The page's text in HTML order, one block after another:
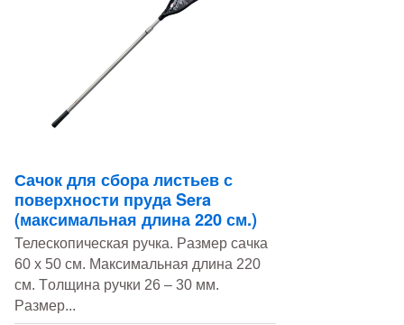
Сачок для сбора листьев с
поверхности пруда Sera
(максимальная длина 220 см.)
Телескопическая ручка. Pазмер сачка
60 x 50 см. Mаксимальная длина 220
см. Tолщина ручки 26 – 30 мм.
Pазмер...